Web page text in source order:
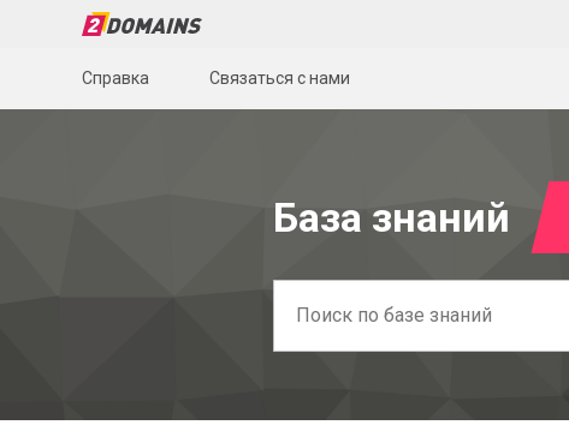
Справка Связаться с нами
База знаний